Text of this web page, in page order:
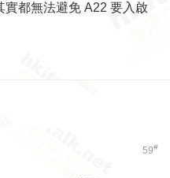
都無法避免 A22 要入啟
59#